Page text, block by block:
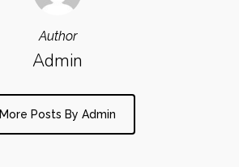
Author
Admin
More Posts By Admin